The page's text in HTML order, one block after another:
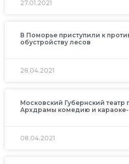
27.01.2021
В Поморье приступили к
обустройству лесов
28.04.2021
Московский Губернский театр
Архдрамы комедию и караоке-
08.04.2021